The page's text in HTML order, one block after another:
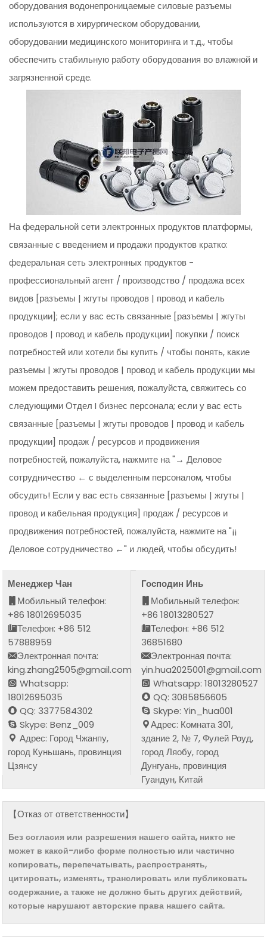
оборудования водонепроницаемые силовые разъемы
используются в хирургическом оборудовании,
оборудовании медицинского мониторинга и т.д., чтобы
обеспечить стабильную работу оборудования во влажной и
загрязненной среде.
На федеральной сети электронных продуктов платформы,
связанные с введением и продажи продуктов кратко:
федеральная сеть электронных продуктов -
профессиональный агент / производство / продажа всех
видов [разъемы | жгуты проводов | провод и кабель
продукции]; если у вас есть связанные [разъемы | жгуты
проводов | провод и кабель продукции] покупки / поиск
потребностей или хотели бы купить / чтобы понять, какие
разъемы | жгуты проводов | провод и кабель продукции мы
можем предоставить решения, пожалуйста, свяжитесь со
следующими Отдел I бизнес персонала; если у вас есть
связанные [разъемы | жгуты проводов | провод и кабель
продукции] продаж / ресурсов и продвижения
потребностей, пожалуйста, нажмите на "→ Деловое
сотрудничество ← с выделенным персоналом, чтобы
обсудить! Если у вас есть связанные [разъемы | жгуты |
провод и кабельная продукция] продаж / ресурсов и
продвижения потребностей, пожалуйста, нажмите на "¡¡
Деловое сотрудничество ←" и людей, чтобы обсудить!
Менеджер Чан
Мобильный телефон:
+86 18012695035
Телефон: +86 512
57888959
Электронная почта:
king.zhang2505@gmail.com
Whatsapp:
18012695035
QQ: 3377584302
Skype: Benz_009
Адрес: Город Чжанпу,
город Куньшань, провинция
Цзянсу
Господин Инь
Мобильный телефон:
+86 18013280527
Телефон: +86 512
36851680
Электронная почта:
yin.hua2025001@gmail.com
Whatsapp: 18013280527
QQ: 3085856605
Skype: Yin_hua001
Адрес: Комната 301,
здание 2, № 7, Фулей Роуд,
город Ляобу, город
Дунгуань, провинция
Гуандун, Китай
【Отказ от ответственности】
Без согласия или разрешения нашего сайта, никто не
может в какой-либо форме полностью или частично
копировать, перепечатывать, распространять,
цитировать, изменять, транслировать или публиковать
содержание, а также не должно быть других действий,
которые нарушают авторские права нашего сайта.